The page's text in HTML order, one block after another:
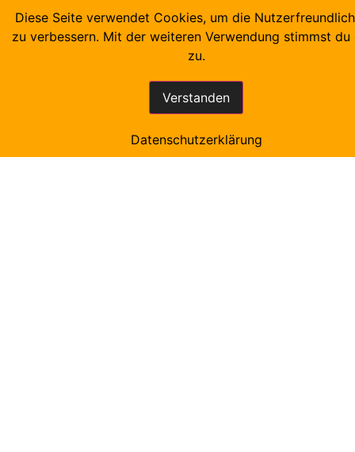
Diese Seite verwendet Cookies, um die
zu verbessern. Mit der weiteren Verwendung stimmst du
zu.
Verstanden
Datenschutzerklärung